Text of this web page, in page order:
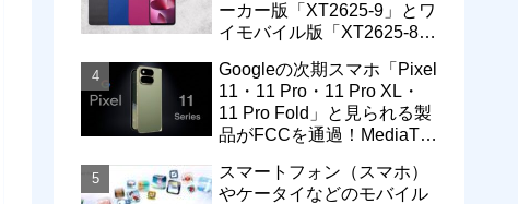
ーカー版「XT2625-9」とワ
イモバイル版「XT2625-8」
Googleの次期スマホ「Pixel
11・11 Pro・11 Pro XL・
11 Pro Fold」と見られる製
品がFCCを通過！MediaTek
スマートフォン（スマホ）
やケータイなどのモバイル